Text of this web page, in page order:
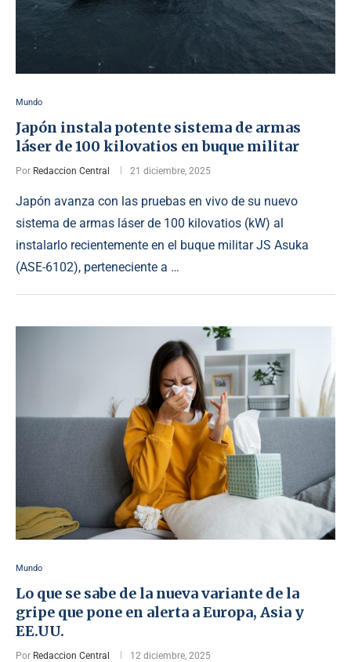
Mundo
Japón instala potente sistema de armas
láser de 100 kilovatios en buque militar
Por Redaccion Central 21 diciembre, 2025
Japón avanza con las pruebas en vivo de su nuevo
sistema de armas láser de 100 kilovatios (kW) al
instalarlo recientemente en el buque militar JS Asuka
(ASE-6102), perteneciente a …
Mundo
Lo que se sabe de la nueva variante de la
gripe que pone en alerta a Europa, Asia y
EE.UU.
Por Redaccion Central 12 diciembre, 2025